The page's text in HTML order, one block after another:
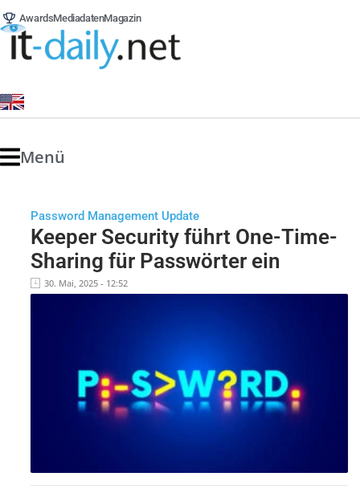
AwardsMediadatenMagazin
Menü
Password Management Update
Keeper Security führt One-Time-
Sharing für Passwörter ein
30. Mai, 2025 - 12:52